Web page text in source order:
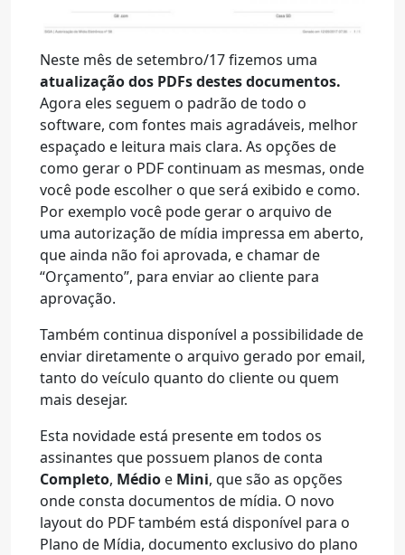
Neste mês de setembro/17 fizemos uma
atualização dos PDFs destes documentos.
Agora eles seguem o padrão de todo o
software, com fontes mais agradáveis, melhor
espaçado e leitura mais clara. As opções de
como gerar o PDF continuam as mesmas, onde
você pode escolher o que será exibido e como.
Por exemplo você pode gerar o arquivo de
uma autorização de mídia impressa em aberto,
que ainda não foi aprovada, e chamar de
“Orçamento”, para enviar ao cliente para
aprovação.
Também continua disponível a possibilidade de
enviar diretamente o arquivo gerado por email,
tanto do veículo quanto do cliente ou quem
mais desejar.
Esta novidade está presente em todos os
assinantes que possuem planos de conta
Completo, Médio e Mini, que são as opções
onde consta documentos de mídia. O novo
layout do PDF também está disponível para o
Plano de Mídia, documento exclusivo do plano